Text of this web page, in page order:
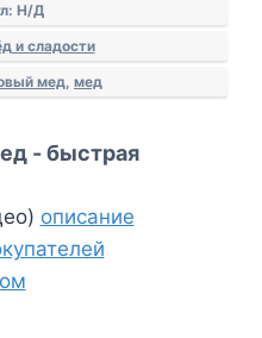
Н/Д
и сладости
мед, мед
- быстрая
описание